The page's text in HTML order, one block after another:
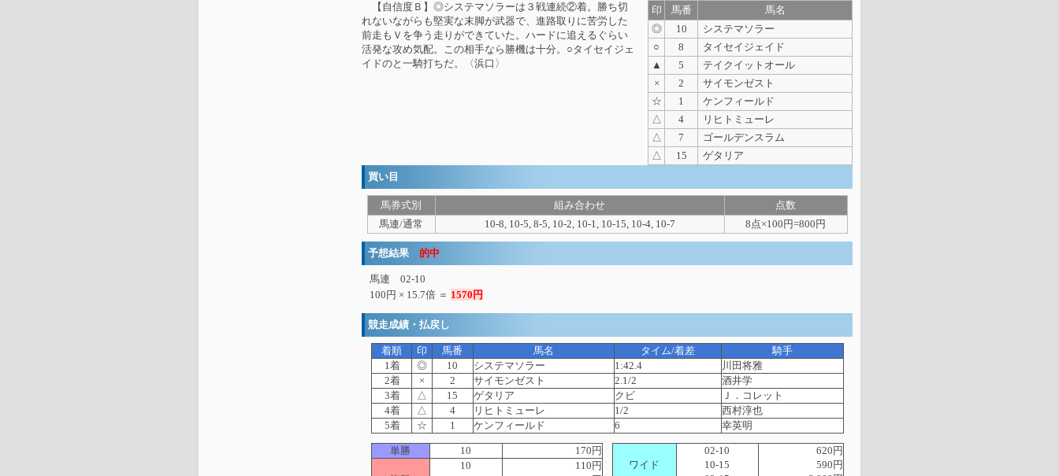
印 馬番
馬名
◎
10
システマソラー
○
8
タイセイジェイド
▲
5
テイクイットオール
×
2
サイモンゼスト
☆
1
ケンフィールド
△
4
リヒトミューレ
△
7
ゴールデンスラム
△
15 ゲタリア
【自信度Ｂ】◎システマソラーは３戦連続②着。勝ち切
れないながらも堅実な末脚が武器で、進路取りに苦労した
前走もＶを争う走りができていた。ハードに追えるぐらい
活発な攻め気配。この相手なら勝機は十分。○タイセイジェ
イドのと一騎打ちだ。〈浜口〉
買い目
馬券式別 組み合わせ
点数
馬連/通常
10-8, 10-5, 8-5, 10-2, 10-1, 10-15, 10-4, 10-7 8点×100円=800円
予想結果 的中
馬連 02-10
100円 × 15.7倍 ＝ 1570円
競走成績・払戻し
着順 印 馬番 馬名 タイム/着差
騎手
1着
◎ 10 システマソラー 1:42.4
川田将雅
2着
× 2 サイモンゼスト 2.1/2
酒井学
3着
△ 15 ゲタリア クビ
Ｊ．コレット
4着
△ 4 リヒトミューレ 1/2
西村淳也
5着
☆ 1 ケンフィールド 6 幸英明
単勝 10 170円
10
110円
ワイド
02-10
10-15
620円
590円